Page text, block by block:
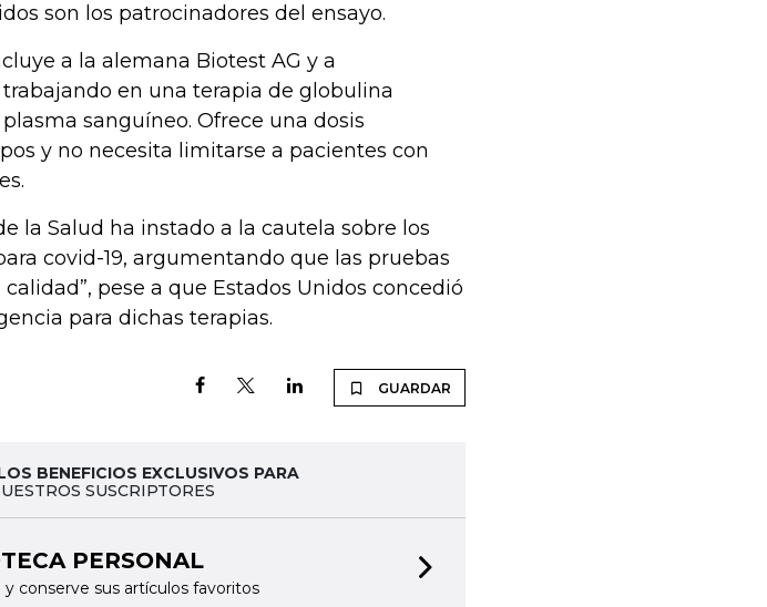
son los patrocinadores del ensayo.
a la alemana Biotest AG y a
en una terapia de globulina
sanguíneo. Ofrece una dosis
y no necesita limitarse a pacientes con
la Salud ha instado a la cautela sobre los
covid-19, argumentando que las pruebas
pese a que Estados Unidos concedió
para dichas terapias.
GUARDAR
BENEFICIOS EXCLUSIVOS PARA
SUSCRIPTORES
PERSONAL
y conserve sus artículos favoritos